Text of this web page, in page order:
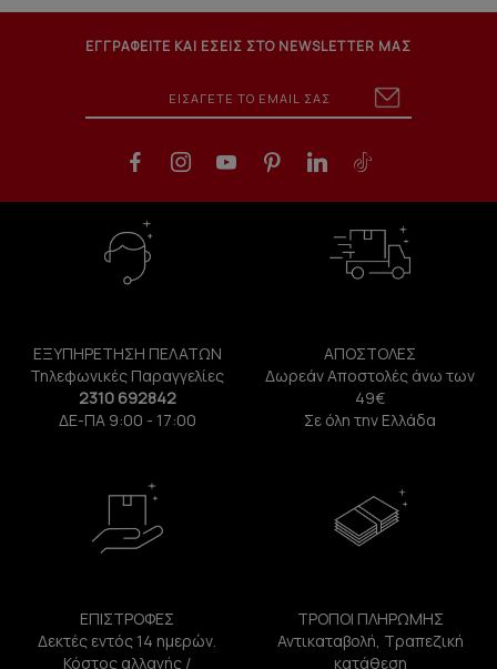
ΕΓΓΡΑΦΕΙΤΕ ΚΑΙ ΕΣΕΙΣ ΣΤΟ NEWSLETTER ΜΑΣ
ΕΞΥΠΗΡΕΤΗΣΗ ΠΕΛΑΤΩΝ
Τηλεφωνικές Παραγγελίες
2310 692842
ΔΕ-ΠΑ 9:00 - 17:00
ΑΠΟΣΤΟΛΕΣ
Δωρεάν Αποστολές άνω των
49€
Σε όλη την Ελλάδα
ΕΠΙΣΤΡΟΦΕΣ
Δεκτές εντός 14 ημερών.
Κόστος αλλαγής /
ΤΡΟΠΟΙ ΠΛΗΡΩΜΗΣ
Αντικαταβολή, Τραπεζική
κατάθεση